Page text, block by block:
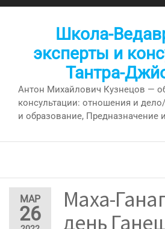
Перейти
Школа-
эксперты и
Тантра-
Антон Михайлович Кузнецов —
консультации: отношения и
и образование, Предназначение
МАР
26
Маха-
день